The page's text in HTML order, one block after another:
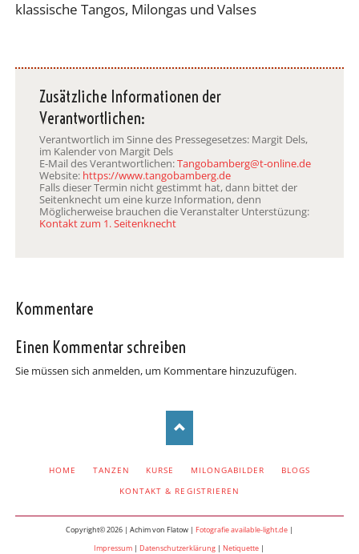
klassische Tangos, Milongas und Valses
Zusätzliche Informationen der
Verantwortlichen:
Verantwortlich im Sinne des Pressegesetzes: Margit Dels,
im Kalender von Margit Dels
E-Mail des Verantwortlichen:Tangobamberg@t-online.de
Website: https://www.tangobamberg.de
Falls dieser Termin nicht gestimmt hat, dann bittet der
Seitenknecht um eine kurze Information, denn
Möglicherweise brauchen die Veranstalter Unterstüzung:
Kontakt zum 1. Seitenknecht
Kommentare
Einen Kommentar schreiben
Sie müssen sich anmelden, um Kommentare hinzuzufügen.
HOME TANZEN KURSE MILONGABILDER
BLOGS
KONTAKT & REGISTRIEREN
Copyright© 2026 | Achim von Flatow | Fotografie available-light.de|
Impressum |Datenschutzerklärung |Netiquette |